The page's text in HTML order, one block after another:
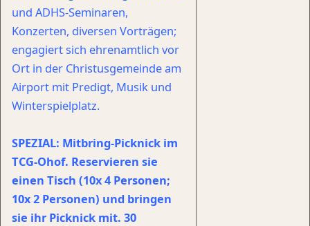
und ADHS-Seminaren,
Konzerten, diversen Vorträgen;
engagiert sich ehrenamtlich vor
Ort in der Christusgemeinde am
Airport mit Predigt, Musik und
Winterspielplatz.
SPEZIAL: Mitbring-Picknick im
TCG-Ohof. Reservieren sie
einen Tisch (10x 4 Personen;
10x 2 Personen) und bringen
sie ihr Picknick mit. 30